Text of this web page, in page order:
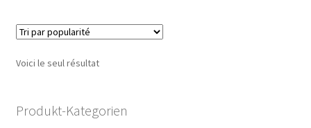
Voici le seul résultat
Produkt-Kategorien